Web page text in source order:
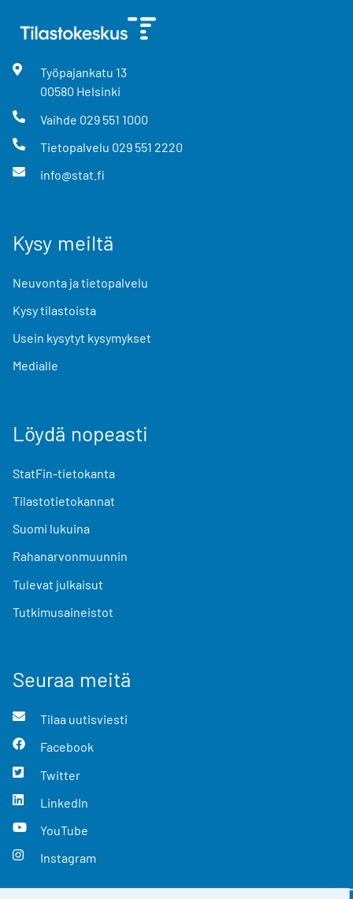
Työpajankatu 13
00580 Helsinki
Vaihde 029 551 1000
Tietopalvelu 029 551 2220
info@stat.fi
Kysy meiltä
Neuvonta ja tietopalvelu
Kysy tilastoista
Usein kysytyt kysymykset
Medialle
Löydä nopeasti
StatFin-tietokanta
Tilastotietokannat
Suomi lukuina
Rahanarvonmuunnin
Tulevat julkaisut
Tutkimusaineistot
Seuraa meitä
Tilaa uutisviesti
Facebook
Twitter
LinkedIn
YouTube
Instagram